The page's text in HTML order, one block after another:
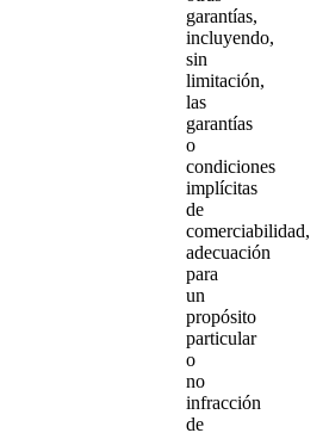
garantías,
incluyendo,
sin
limitación,
las
garantías
o
condiciones
implícitas
de
comerciabilidad,
adecuación
para
un
propósito
particular
o
no
infracción
de